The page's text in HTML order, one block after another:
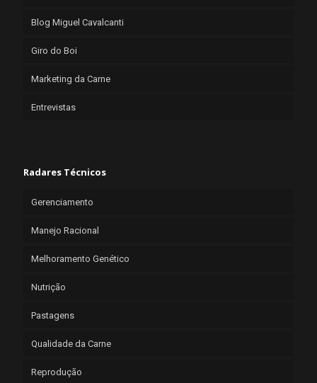
Blog Miguel Cavalcanti
Giro do Boi
Marketing da Carne
Entrevistas
Radares Técnicos
Gerenciamento
Manejo Racional
Melhoramento Genético
Nutrição
Pastagens
Qualidade da Carne
Reprodução